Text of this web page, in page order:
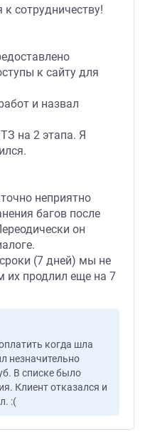
сотрудничеству!
к сайту для
и назвал
на 2 этапа. Я
неприятно
багов после
он
(7 дней) мы не
их продлил еще на 7
выполнять 2 этап
сумму.
не были закончены в
выполнил 1 этап и
ранее
когда шла
незначительно
В списке было
Клиент отказался и
:(